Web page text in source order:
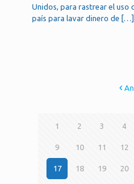
Unidos, para rastrear el uso
país para lavar dinero de […]
1 2 3 4
9 10 11 12
17 18 19 20